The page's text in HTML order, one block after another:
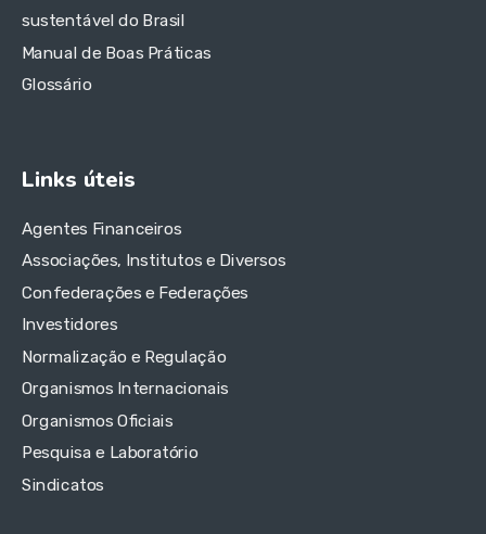
sustentável do Brasil
Manual de Boas Práticas
Glossário
Links úteis
Agentes Financeiros
Associações, Institutos e Diversos
Confederações e Federações
Investidores
Normalização e Regulação
Organismos Internacionais
Organismos Oficiais
Pesquisa e Laboratório
Sindicatos